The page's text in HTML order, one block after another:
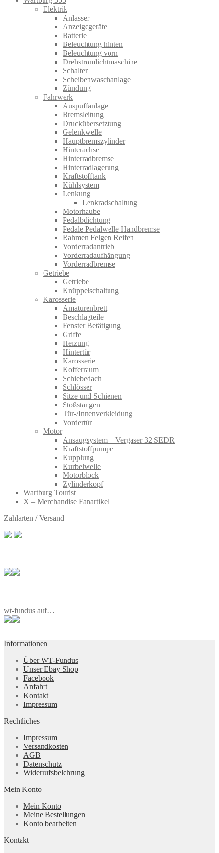
Elektrik
Anlasser
Anzeigegeräte
Batterie
Beleuchtung hinten
Beleuchtung vorn
Drehstromlichtmaschine
Schalter
Scheibenwaschanlage
Zündung
Fahrwerk
Auspuffanlage
Bremsleitung
Druckübersetztung
Gelenkwelle
Hauptbremszylinder
Hinterachse
Hinterradbremse
Hinterradlagerung
Kraftstofftank
Kühlsystem
Lenkung
Lenkradschaltung
Motorhaube
Pedalbdichtung
Pedale Pedalwelle Handbremse
Rahmen Felgen Reifen
Vorderradantrieb
Vorderradaufhängung
Vorderradbremse
Getriebe
Getriebe
Knüppelschaltung
Karosserie
Amaturenbrett
Beschlagteile
Fenster Betätigung
Griffe
Heizung
Hintertür
Karosserie
Kofferraum
Schiebedach
Schlösser
Sitze und Schienen
Stoßstangen
Tür-/Innenverkleidung
Vordertür
Motor
Ansaugsystem – Vergaser 32 SEDR
Kraftstoffpumpe
Kupplung
Kurbelwelle
Motorblock
Zylinderkopf
Wartburg Tourist
X – Merchandise Fanartikel
Zahlarten / Versand
wt-fundus auf…
Informationen
Über WT-Fundus
Unser Ebay Shop
Facebook
Anfahrt
Kontakt
Impressum
Rechtliches
Impressum
Versandkosten
AGB
Datenschutz
Widerrufsbelehrung
Mein Konto
Mein Konto
Meine Bestellungen
Konto bearbeiten
Kontakt